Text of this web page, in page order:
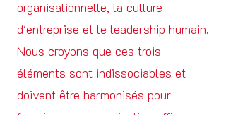
organisationnelle, la culture
d'entreprise et le leadership humain.
Nous croyons que ces trois
éléments sont indissociables et
doivent être harmonisés pour